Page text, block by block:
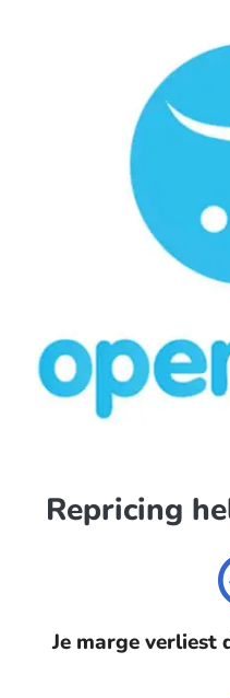
Repricing
Je marge verliest